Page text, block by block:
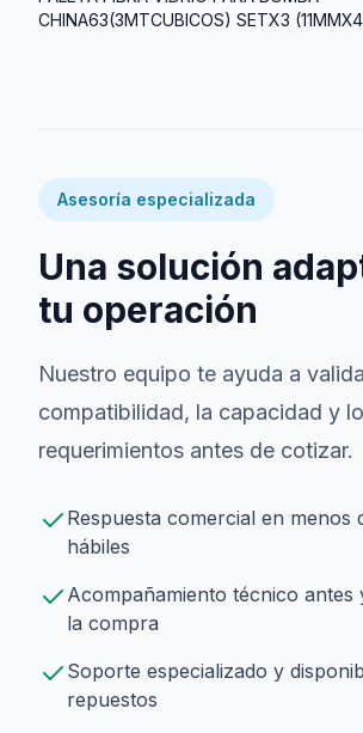
CHINA63(3MTCUBICOS) SETX3
Asesoría especializada
Una solución
tu operación
Nuestro equipo te ayuda a
compatibilidad, la capacidad y
requerimientos antes de cotizar.
Respuesta comercial en menos
hábiles
Acompañamiento técnico antes
la compra
Soporte especializado y
repuestos